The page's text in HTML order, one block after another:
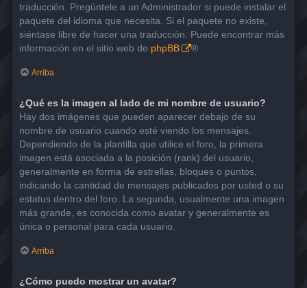
traducción. Pregúntele a un Administrador si puede instalar el
paquete del idioma que necesita. Si el paquete no existe,
siéntase libre de hacer una traducción. Puede encontrar más
información en el sitio web de phpBB ®
Arriba
¿Qué es la imagen al lado de mi nombre de usuario?
Hay dos imágenes que pueden aparecer debajo de su
nombre de usuario cuando esté viendo los mensajes.
Dependiendo de la plantilla que utilice el foro, la primera
imagen está asociada a la posición (rank) del usuario,
generalmente en forma de estrellas, bloques o puntos,
indicando la cantidad de mensajes publicados por usted o su
estatus dentro del foro. La segunda, usualmente una imagen
más grande, es conocida como avatar y generalmente es
única o personal para cada usuario.
Arriba
¿Cómo puedo mostrar un avatar?